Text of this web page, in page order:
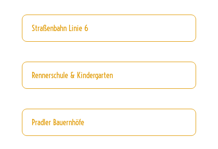
Straßenbahn Linie 6
Rennerschule & Kindergarten
Pradler Bauernhöfe